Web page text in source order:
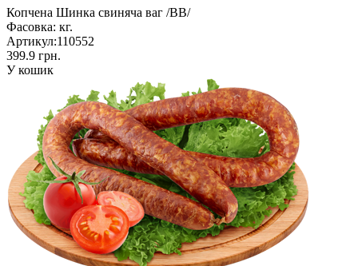
Копчена Шинка свиняча ваг /ВВ/
Фасовка: кг.
Артикул:110552
399.9 грн.
У кошик